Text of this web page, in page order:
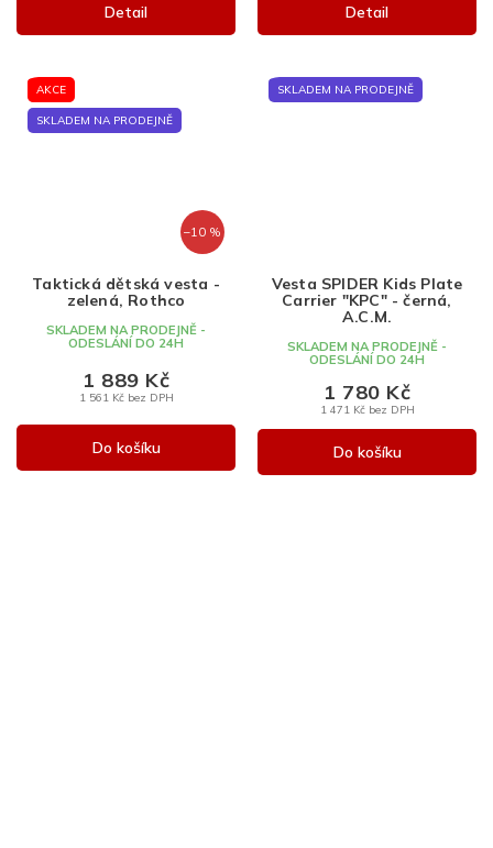
Detail Detail
AKCE
SKLADEM NA PRODEJNĚ
–10 %
Taktická dětská vesta -
zelená, Rothco
SKLADEM NA PRODEJNĚ -
ODESLÁNÍ DO 24H
1 561 Kč bez DPH
1 889 Kč
Do košíku
SKLADEM NA PRODEJNĚ
Vesta SPIDER Kids Plate
Carrier "KPC" - černá,
A.C.M.
SKLADEM NA PRODEJNĚ -
ODESLÁNÍ DO 24H
1 471 Kč bez DPH
1 780 Kč
Do košíku